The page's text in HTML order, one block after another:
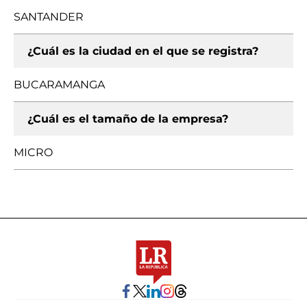
SANTANDER
¿Cuál es la ciudad en el que se registra?
BUCARAMANGA
¿Cuál es el tamaño de la empresa?
MICRO